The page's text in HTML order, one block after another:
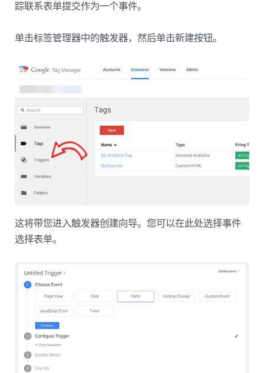
踪联系表单提交作为一个事件。
单击标签管理器中的触发器，然后单击新建按钮。
这将带您进入触发器创建向导。您可以在此处选择事件
选择表单。